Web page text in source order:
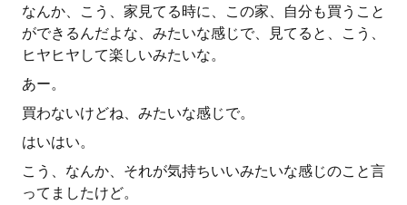
なんか、こう、家見てる時に、この家、自分も買うこと
ができるんだよな、みたいな感じで、見てると、こう、
ヒヤヒヤして楽しいみたいな。
あー。
買わないけどね、みたいな感じで。
はいはい。
こう、なんか、それが気持ちいいみたいな感じのこと言
ってましたけど。